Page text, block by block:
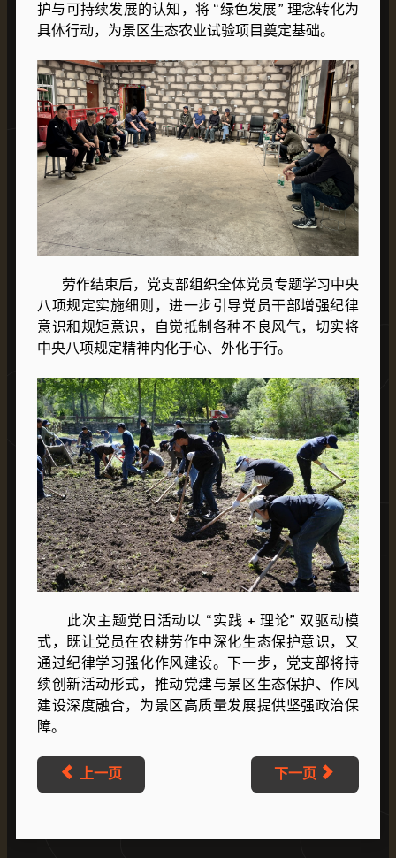
护与可持续发展的认知，将 “绿色发展” 理念转化为
具体行动，为景区生态农业试验项目奠定基础。
劳作结束后，党支部组织全体党员专题学习中央
八项规定实施细则，进一步引导党员干部增强纪律
意识和规矩意识，自觉抵制各种不良风气，切实将
中央八项规定精神内化于心、外化于行。
此次主题党日活动以 “实践 + 理论” 双驱动模
式，既让党员在农耕劳作中深化生态保护意识，又
通过纪律学习强化作风建设。下一步，党支部将持
续创新活动形式，推动党建与景区生态保护、作风
建设深度融合，为景区高质量发展提供坚强政治保
障。
上一页 下一页